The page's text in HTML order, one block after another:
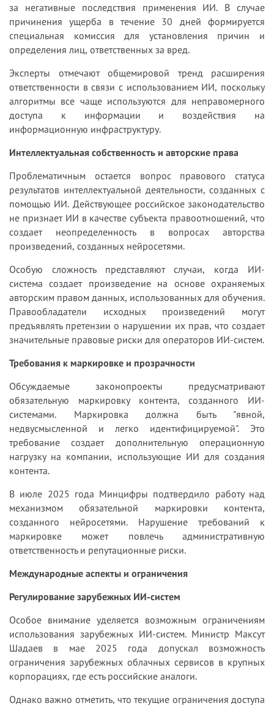
за негативные последствия применения ИИ. В случае
причинения ущерба в течение 30 дней формируется
специальная комиссия для установления причин и
определения лиц, ответственных за вред.
Эксперты отмечают общемировой тренд расширения
ответственности в связи с использованием ИИ, поскольку
алгоритмы все чаще используются для неправомерного
доступа к информации и воздействия на
информационную инфраструктуру.
Интеллектуальная собственность и авторские права
Проблематичным остается вопрос правового статуса
результатов интеллектуальной деятельности, созданных с
помощью ИИ. Действующее российское законодательство
не признает ИИ в качестве субъекта правоотношений, что
создает неопределенность в вопросах авторства
произведений, созданных нейросетями.
Особую сложность представляют случаи, когда ИИ-
система создает произведение на основе охраняемых
авторским правом данных, использованных для обучения.
Правообладатели исходных произведений могут
предъявлять претензии о нарушении их прав, что создает
значительные правовые риски для операторов ИИ-систем.
Требования к маркировке и прозрачности
Обсуждаемые законопроекты предусматривают
обязательную маркировку контента, созданного ИИ-
системами. Маркировка должна быть "явной,
недвусмысленной и легко идентифицируемой". Это
требование создает дополнительную операционную
нагрузку на компании, использующие ИИ для создания
контента.
В июле 2025 года Минцифры подтвердило работу над
механизмом обязательной маркировки контента,
созданного нейросетями. Нарушение требований к
маркировке может повлечь административную
ответственность и репутационные риски.
Международные аспекты и ограничения
Регулирование зарубежных ИИ-систем
Особое внимание уделяется возможным ограничениям
использования зарубежных ИИ-систем. Министр Максут
Шадаев в мае 2025 года допускал возможность
ограничения зарубежных облачных сервисов в крупных
корпорациях, где есть российские аналоги.
Однако важно отметить, что текущие ограничения доступа